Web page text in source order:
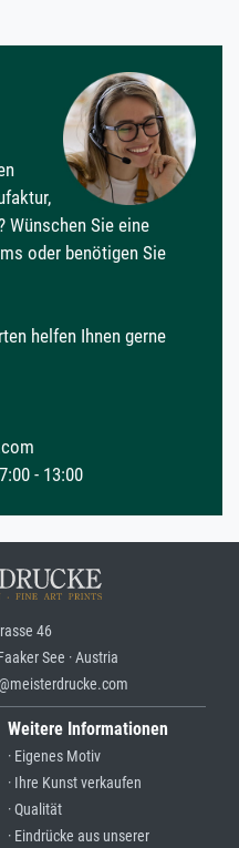
Wünschen Sie eine
oder benötigen Sie
helfen Ihnen gerne
- 13:00
46
See · Austria
Weitere Informationen
· Eigenes Motiv
· Ihre Kunst verkaufen
· Qualität
· Eindrücke aus unserer